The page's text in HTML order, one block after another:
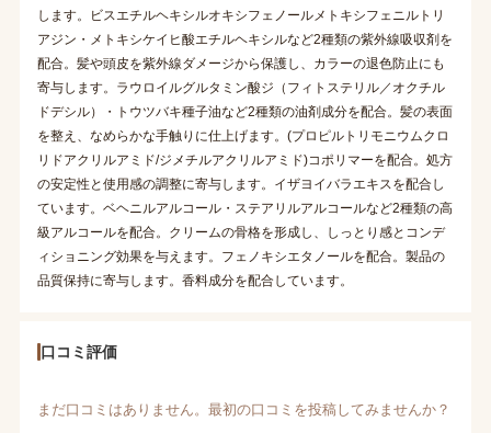
します。ビスエチルヘキシルオキシフェノールメトキシフェニルトリ
アジン・メトキシケイヒ酸エチルヘキシルなど2種類の紫外線吸収剤を
配合。髪や頭皮を紫外線ダメージから保護し、カラーの退色防止にも
寄与します。ラウロイルグルタミン酸ジ（フィトステリル／オクチル
ドデシル）・トウツバキ種子油など2種類の油剤成分を配合。髪の表面
を整え、なめらかな手触りに仕上げます。(プロピルトリモニウムクロ
リドアクリルアミド/ジメチルアクリルアミド)コポリマーを配合。処方
の安定性と使用感の調整に寄与します。イザヨイバラエキスを配合し
ています。ベヘニルアルコール・ステアリルアルコールなど2種類の高
級アルコールを配合。クリームの骨格を形成し、しっとり感とコンデ
ィショニング効果を与えます。フェノキシエタノールを配合。製品の
品質保持に寄与します。香料成分を配合しています。
口コミ評価
まだ口コミはありません。最初の口コミを投稿してみませんか？